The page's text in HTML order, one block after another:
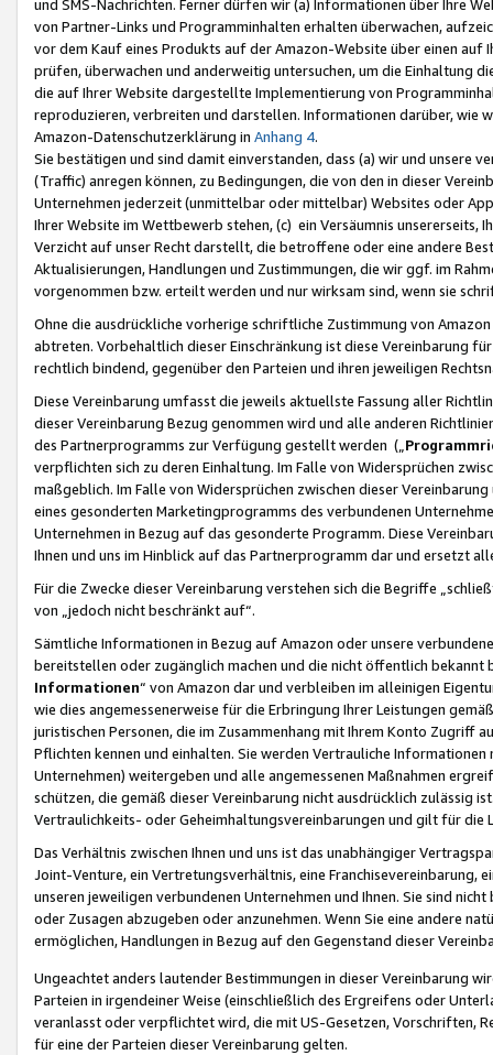
und SMS-Nachrichten. Ferner dürfen wir (a) Informationen über Ihre
von Partner-Links und Programminhalten erhalten überwachen,
vor dem Kauf eines Produkts auf der Amazon-Website über einen
prüfen, überwachen und anderweitig untersuchen, um die Einhaltung
die auf Ihrer Website dargestellte Implementierung von
reproduzieren, verbreiten und darstellen. Informationen darüber, wie
Amazon-Datenschutzerklärung in Anhang 4.
Sie bestätigen und sind damit einverstanden, dass (a) wir und
(Traffic) anregen können, zu Bedingungen, die von den in dieser
Unternehmen jederzeit (unmittelbar oder mittelbar) Websites oder
Ihrer Website im Wettbewerb stehen, (c) ein Versäumnis unsererseits,
Verzicht auf unser Recht darstellt, die betroffene oder eine andere
Aktualisierungen, Handlungen und Zustimmungen, die wir ggf. im
vorgenommen bzw. erteilt werden und nur wirksam sind, wenn sie
Ohne die ausdrückliche vorherige schriftliche Zustimmung von
abtreten. Vorbehaltlich dieser Einschränkung ist diese Vereinbarung
rechtlich bindend, gegenüber den Parteien und ihren jeweiligen
Diese Vereinbarung umfasst die jeweils aktuellste Fassung aller
dieser Vereinbarung Bezug genommen wird und alle anderen
des Partnerprogramms zur Verfügung gestellt werden („
verpflichten sich zu deren Einhaltung. Im Falle von Widersprüchen
maßgeblich. Im Falle von Widersprüchen zwischen dieser
eines gesonderten Marketingprogramms des verbundenen
Unternehmen in Bezug auf das gesonderte Programm. Diese
Ihnen und uns im Hinblick auf das Partnerprogramm dar und ersetzt
Für die Zwecke dieser Vereinbarung verstehen sich die Begriffe
von „jedoch nicht beschränkt auf“.
Sämtliche Informationen in Bezug auf Amazon oder unsere
bereitstellen oder zugänglich machen und die nicht öffentlich
Informationen“ von Amazon dar und verbleiben im alleinigen
wie dies angemessenerweise für die Erbringung Ihrer Leistungen
juristischen Personen, die im Zusammenhang mit Ihrem Konto
Pflichten kennen und einhalten. Sie werden Vertrauliche
Unternehmen) weitergeben und alle angemessenen Maßnahmen
schützen, die gemäß dieser Vereinbarung nicht ausdrücklich zulässig
Vertraulichkeits- oder Geheimhaltungsvereinbarungen und gilt für die
Das Verhältnis zwischen Ihnen und uns ist das unabhängiger
Joint-Venture, ein Vertretungsverhältnis, eine Franchisevereinbarung,
unseren jeweiligen verbundenen Unternehmen und Ihnen. Sie sind
oder Zusagen abzugeben oder anzunehmen. Wenn Sie eine andere
ermöglichen, Handlungen in Bezug auf den Gegenstand dieser
Ungeachtet anders lautender Bestimmungen in dieser Vereinbarung
Parteien in irgendeiner Weise (einschließlich des Ergreifens oder
veranlasst oder verpflichtet wird, die mit US-Gesetzen, Vorschriften,
für eine der Parteien dieser Vereinbarung gelten.